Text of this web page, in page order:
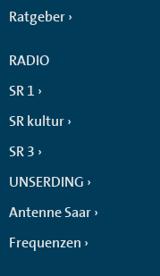
Ratgeber
RADIO
SR 1
SR kultur
SR 3
UNSERDING
Antenne Saar
Frequenzen